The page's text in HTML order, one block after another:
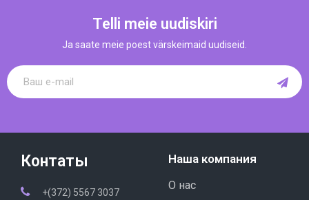
Telli meie uudiskiri
Ja saate meie poest värskeimaid uudiseid.
Контаты
+(372) 5567 3037
Наша компания
О нас